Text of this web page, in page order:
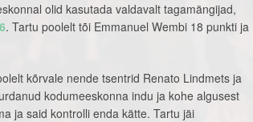
olid kasutada valdavalt tagamängijad,
. Tartu poolelt tõi Emmanuel Wembi 18 punkti ja
kõrvale nende tsentrid Renato Lindmets ja
kodumeeskonna indu ja kohe algusest
ja said kontrolli enda kätte. Tartu jäi